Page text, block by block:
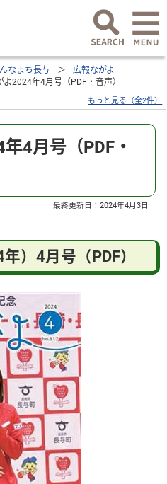
なまち長与
広報ながよ
よ2024年4月号（PDF・音声）
もっと見る（全2件）
4月号（PDF・
最終更新日：2024年4月3日
）4月号（PDF）